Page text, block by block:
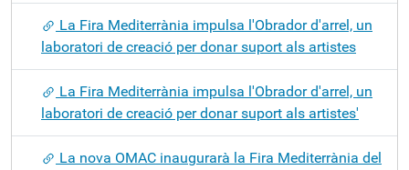
La Fira Mediterrània impulsa l'Obrador d'arrel, un
laboratori de creació per donar suport als artistes
La Fira Mediterrània impulsa l'Obrador d'arrel, un
laboratori de creació per donar suport als artistes'
La nova OMAC inaugurarà la Fira Mediterrània del